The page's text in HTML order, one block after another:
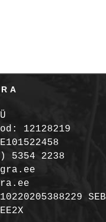
12128219
5354 2238
SEB